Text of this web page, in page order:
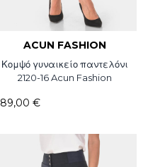
ACUN FASHION
Κομψό γυναικείο παντελόνι
2120-16 Acun Fashion
89,00 €